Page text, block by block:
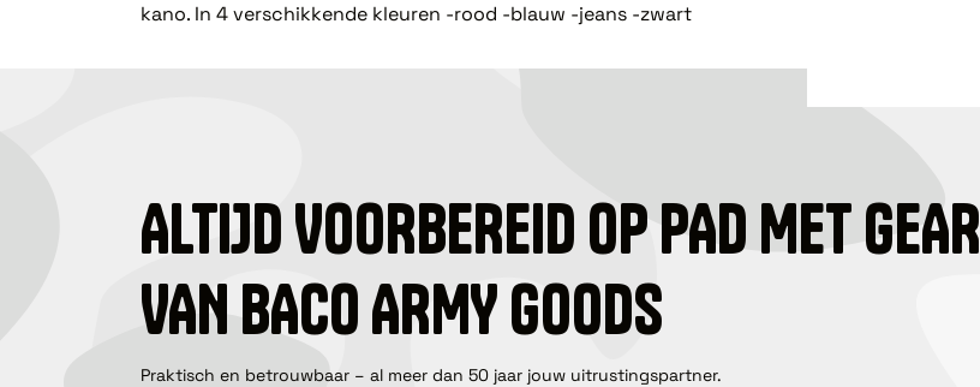
kano. In 4 verschikkende kleuren -rood -blauw -jeans -zwart
ALTIJD VOORBEREID OP PAD MET GEAR
VAN BACO ARMY GOODS
Praktisch en betrouwbaar – al meer dan 50 jaar jouw uitrustingspartner.